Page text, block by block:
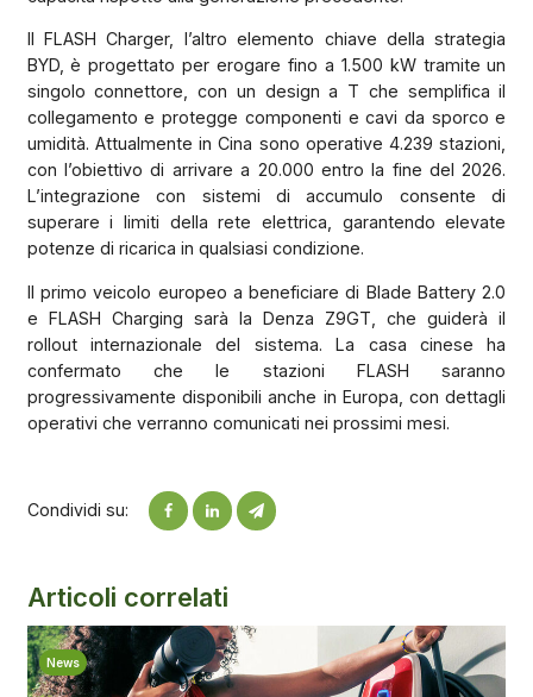
Il FLASH Charger, l’altro elemento chiave della strategia
BYD, è progettato per erogare fino a 1.500 kW tramite un
singolo connettore, con un design a T che semplifica il
collegamento e protegge componenti e cavi da sporco e
umidità. Attualmente in Cina sono operative 4.239 stazioni,
con l’obiettivo di arrivare a 20.000 entro la fine del 2026.
L’integrazione con sistemi di accumulo consente di
superare i limiti della rete elettrica, garantendo elevate
potenze di ricarica in qualsiasi condizione.
Il primo veicolo europeo a beneficiare di Blade Battery 2.0
e FLASH Charging sarà la Denza Z9GT, che guiderà il
rollout internazionale del sistema. La casa cinese ha
confermato che le stazioni FLASH saranno
progressivamente disponibili anche in Europa, con dettagli
operativi che verranno comunicati nei prossimi mesi.
Condividi su:
Articoli correlati
News